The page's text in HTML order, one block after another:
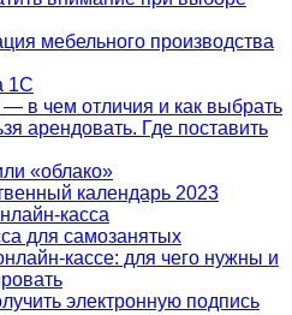
мебельного производства
1С
в чем отличия и как выбрать
арендовать. Где поставить
«облако»
календарь 2023
касса
для самозанятых
кассе: для чего нужны и
электронную подпись